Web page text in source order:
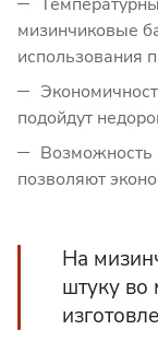
мизинчиковые
использования
подойдут
Возможность
позволяют
На
штуку во